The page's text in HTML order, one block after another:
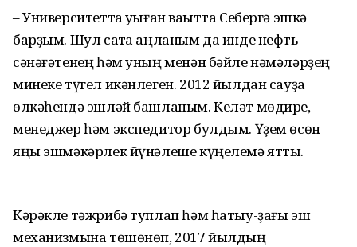
– Университетта уҡыған ваҡытта Себергә эшкә
барҙым. Шул саҡта аңланым да инде нефть
сәнәғәтенең һәм уның менән бәйле нәмәләрҙең
минеке түгел икәнлеген. 2012 йылдан сауҙа
өлкәһендә эшләй башланым. Келәт мөдире,
менеджер һәм экспедитор булдым. Үҙем өсөн
яңы эшмәкәрлек йүнәлеше күңелемә ятты.
Кәрәкле тәжрибә туплап һәм һатыу-ҙағы эш
механизмына төшөнөп, 2017 йылдың